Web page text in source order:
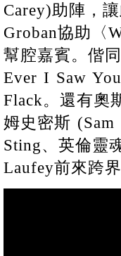
Carey)助陣，
Groban協助〈
幫腔嘉賓。偕
Ever I Saw
Flack。還有奧
姆史密斯
Sting、英倫靈
Laufey前來跨